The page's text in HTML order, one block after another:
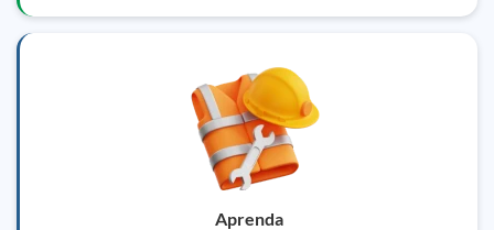
Aprenda